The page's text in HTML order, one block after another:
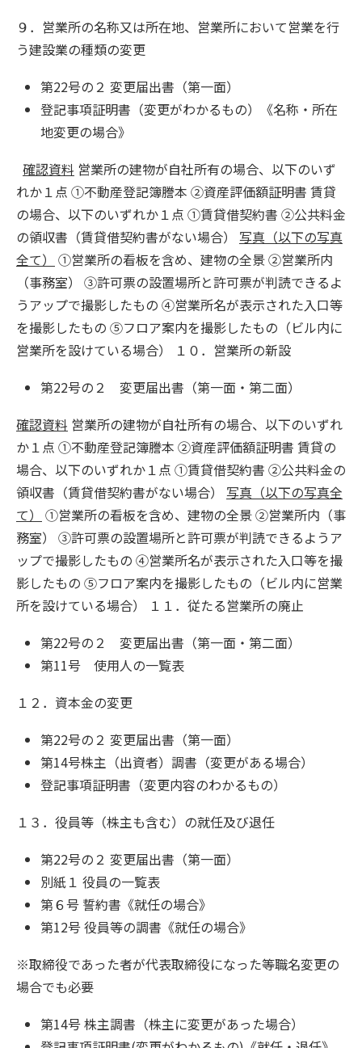
９．営業所の名称又は所在地、営業所において営業を行
う建設業の種類の変更
第22号の２ 変更届出書（第一面）
登記事項証明書（変更がわかるもの）《名称・所在
地変更の場合》
確認資料 営業所の建物が自社所有の場合、以下のいず
れか１点 ①不動産登記簿謄本 ②資産評価額証明書 賃貸
の場合、以下のいずれか１点 ①賃貸借契約書 ②公共料金
の領収書（賃貸借契約書がない場合） 写真（以下の写真
全て）
①営業所の看板を含め、建物の全景 ②営業所内
（事務室） ③許可票の設置場所と許可票が判読できるよ
うアップで撮影したもの ④営業所名が表示された入口等
を撮影したもの ⑤フロア案内を撮影したもの（ビル内に
営業所を設けている場合） １０．営業所の新設
第22号の２ 変更届出書（第一面・第二面）
確認資料 営業所の建物が自社所有の場合、以下のいずれ
か１点 ①不動産登記簿謄本 ②資産評価額証明書 賃貸の
場合、以下のいずれか１点 ①賃貸借契約書 ②公共料金の
領収書（賃貸借契約書がない場合） 写真（以下の写真全
て）
①営業所の看板を含め、建物の全景 ②営業所内（事
務室） ③許可票の設置場所と許可票が判読できるようア
ップで撮影したもの ④営業所名が表示された入口等を撮
影したもの ⑤フロア案内を撮影したもの（ビル内に営業
所を設けている場合） １１．従たる営業所の廃止
第22号の２ 変更届出書（第一面・第二面）
第11号 使用人の一覧表
１２．資本金の変更
第22号の２ 変更届出書（第一面）
第14号株主（出資者）調書（変更がある場合）
登記事項証明書（変更内容のわかるもの）
１３．役員等（株主も含む）の就任及び退任
第22号の２ 変更届出書（第一面）
別紙１ 役員の一覧表
第６号 誓約書《就任の場合》
第12号 役員等の調書《就任の場合》
※取締役であった者が代表取締役になった等職名変更の
場合でも必要
第14号 株主調書（株主に変更があった場合）